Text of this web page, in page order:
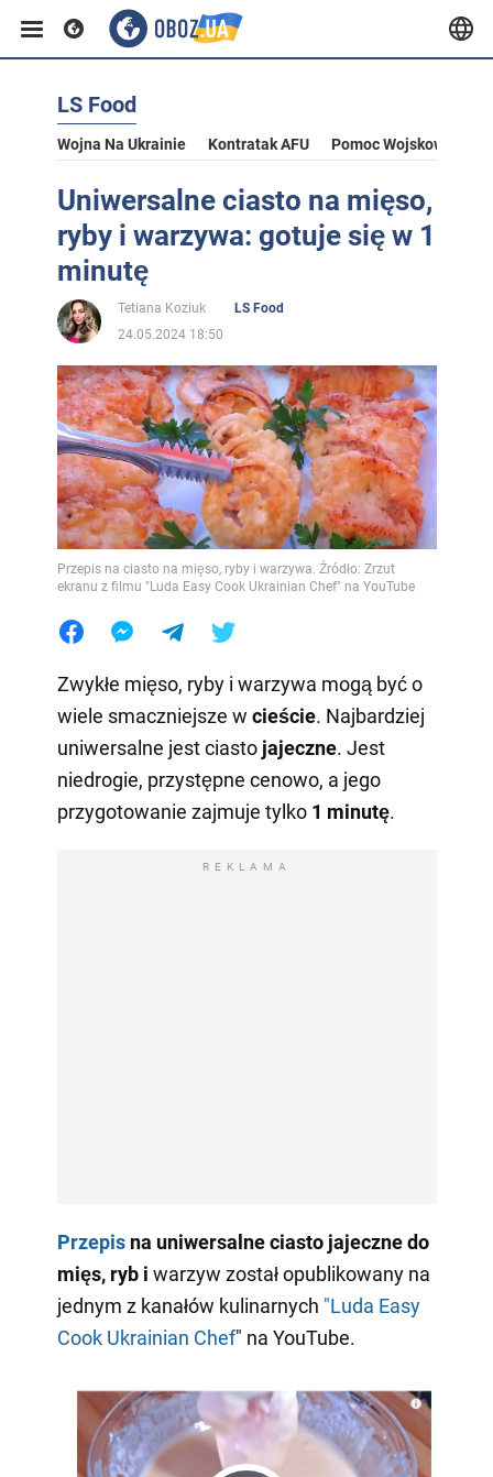
LS Food
Wojna Na Ukrainie Kontratak AFU Pomoc Wojskowa Dla
Uniwersalne ciasto na mięso,
ryby i warzywa: gotuje się w 1
minutę
Tetiana Koziuk
LS Food
24.05.2024 18:50
Przepis na ciasto na mięso, ryby i warzywa. Źródło: Zrzut
ekranu z filmu "Luda Easy Cook Ukrainian Chef" na YouTube
Zwykłe mięso, ryby i warzywa mogą być o
wiele smaczniejsze w cieście. Najbardziej
uniwersalne jest ciasto jajeczne. Jest
niedrogie, przystępne cenowo, a jego
przygotowanie zajmuje tylko 1 minutę.
REKLAMA
Przepis na uniwersalne ciasto jajeczne do
mięs, ryb i warzyw został opublikowany na
jednym z kanałów kulinarnych "Luda Easy
Cook Ukrainian Chef" na YouTube.